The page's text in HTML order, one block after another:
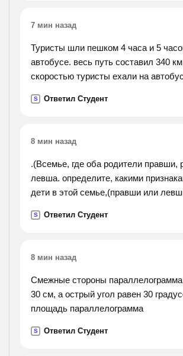
7 мин назад
Туристы шли пешком 4 часа и 5
автобусе. весь путь составил 340
скоростью туристы ехали на
составила 70 км/ч?
S Ответил Студент
8 мин назад
.(Всемье, где оба родители правши,
левша. определите, какими
дети в этой семье,(правши или
доминантный признак, а левша
S Ответил Студент
8 мин назад
Смежные стороны
30 см, а острый угол равен 30
площадь параллелограмма
S Ответил Студент